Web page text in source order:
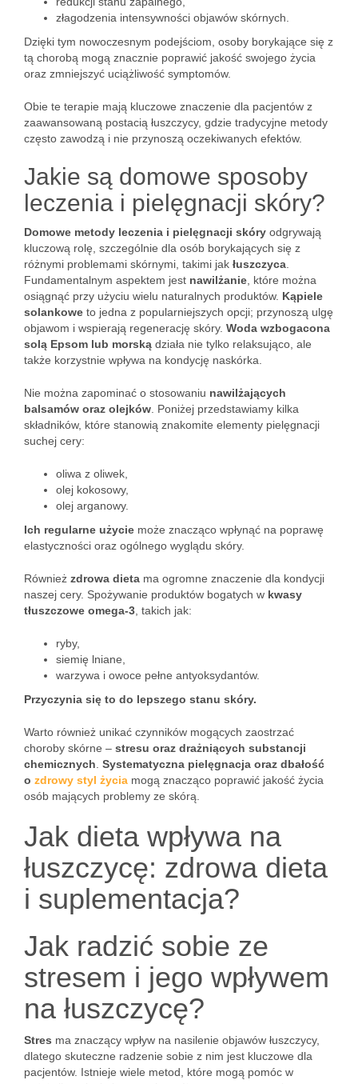
złagodzenia intensywności objawów skórnych.
Dzięki tym nowoczesnym podejściom, osoby borykające się z
tą chorobą mogą znacznie poprawić jakość swojego życia
oraz zmniejszyć uciążliwość symptomów.
Obie te terapie mają kluczowe znaczenie dla pacjentów z
zaawansowaną postacią łuszczycy, gdzie tradycyjne metody
często zawodzą i nie przynoszą oczekiwanych efektów.
Jakie są domowe sposoby
leczenia i pielęgnacji skóry?
Domowe metody leczenia i pielęgnacji skóry odgrywają
kluczową rolę, szczególnie dla osób borykających się z
różnymi problemami skórnymi, takimi jak łuszczyca
Fundamentalnym aspektem jest nawilżanie , które można
osiągnąć przy użyciu wielu naturalnych produktów. Kąpiele
solankowe to jedna z popularniejszych opcji; przynoszą ulgę
objawom i wspierają regenerację skóry. Woda wzbogacona
solą Epsom lub morską działa nie tylko relaksująco, ale
także korzystnie wpływa na kondycję naskórka.
Nie można zapominać o stosowaniu nawilżających
balsamów oraz olejków . Poniżej przedstawiamy kilka
składników, które stanowią znakomite elementy pielęgnacji
suchej cery:
oliwa z oliwek,
olej kokosowy,
olej arganowy.
Ich regularne użycie może znacząco wpłynąć na poprawę
elastyczności oraz ogólnego wyglądu skóry.
Również zdrowa dieta ma ogromne znaczenie dla kondycji
naszej cery. Spożywanie produktów bogatych w kwasy
tłuszczowe omega-3 , takich jak:
ryby,
siemię lniane,
warzywa i owoce pełne antyoksydantów.
Przyczynia się to do lepszego stanu skóry.
Warto również unikać czynników mogących zaostrzać
choroby skórne – stresu oraz drażniących substancji
chemicznych Systematyczna pielęgnacja oraz dbałość
o zdrowy styl życia mogą znacząco poprawić jakość życia
osób mających problemy ze skórą.
Jak dieta wpływa na
łuszczycę: zdrowa dieta
i suplementacja?
Jak radzić sobie ze
stresem i jego wpływem
na łuszczycę?
Stres ma znaczący wpływ na nasilenie objawów łuszczycy,
dlatego skuteczne radzenie sobie z nim jest kluczowe dla
pacjentów. Istnieje wiele metod, które mogą pomóc w